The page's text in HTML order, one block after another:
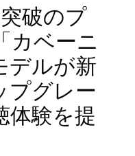
破のプ
カベーニ
デルが新
プグレー
体験を提